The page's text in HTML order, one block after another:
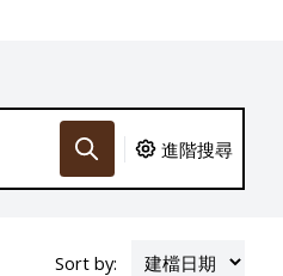
進階搜尋
Sort by: